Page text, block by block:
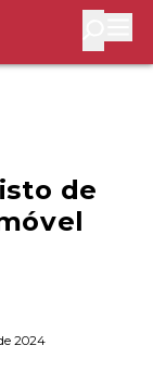
de
2024